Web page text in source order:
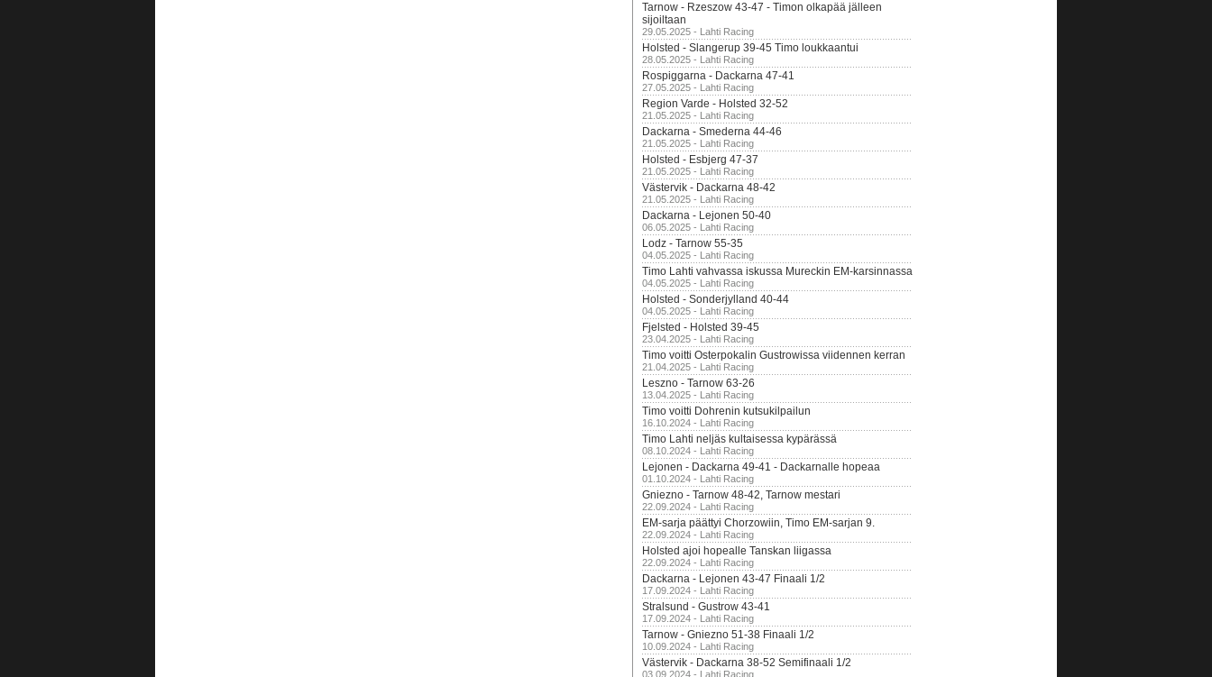
Tarnow - Rzeszow 43-47 - Timon olkapää jälleen
sijoiltaan
29.05.2025 - Lahti Racing
Holsted - Slangerup 39-45 Timo loukkaantui
28.05.2025 - Lahti Racing
Rospiggarna - Dackarna 47-41
27.05.2025 - Lahti Racing
Region Varde - Holsted 32-52
21.05.2025 - Lahti Racing
Dackarna - Smederna 44-46
21.05.2025 - Lahti Racing
Holsted - Esbjerg 47-37
21.05.2025 - Lahti Racing
Västervik - Dackarna 48-42
21.05.2025 - Lahti Racing
Dackarna - Lejonen 50-40
06.05.2025 - Lahti Racing
Lodz - Tarnow 55-35
04.05.2025 - Lahti Racing
Timo Lahti vahvassa iskussa Mureckin EM-karsinnassa
04.05.2025 - Lahti Racing
Holsted - Sonderjylland 40-44
04.05.2025 - Lahti Racing
Fjelsted - Holsted 39-45
23.04.2025 - Lahti Racing
Timo voitti Osterpokalin Gustrowissa viidennen kerran
21.04.2025 - Lahti Racing
Leszno - Tarnow 63-26
13.04.2025 - Lahti Racing
Timo voitti Dohrenin kutsukilpailun
16.10.2024 - Lahti Racing
Timo Lahti neljäs kultaisessa kypärässä
08.10.2024 - Lahti Racing
Lejonen - Dackarna 49-41 - Dackarnalle hopeaa
01.10.2024 - Lahti Racing
Gniezno - Tarnow 48-42, Tarnow mestari
22.09.2024 - Lahti Racing
EM-sarja päättyi Chorzowiin, Timo EM-sarjan 9.
22.09.2024 - Lahti Racing
Holsted ajoi hopealle Tanskan liigassa
22.09.2024 - Lahti Racing
Dackarna - Lejonen 43-47 Finaali 1/2
17.09.2024 - Lahti Racing
Stralsund - Gustrow 43-41
17.09.2024 - Lahti Racing
Tarnow - Gniezno 51-38 Finaali 1/2
10.09.2024 - Lahti Racing
Västervik - Dackarna 38-52 Semifinaali 1/2
03.09.2024 - Lahti Racing